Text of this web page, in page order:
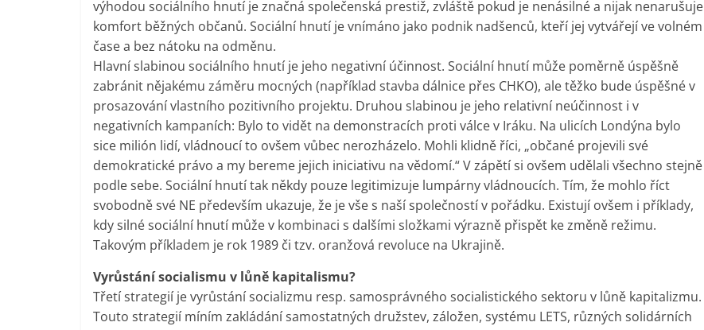
výhodou sociálního hnutí je značná společenská prestiž, zvláště pokud je nenásilné a nijak nenarušuje
komfort běžných občanů. Sociální hnutí je vnímáno jako podnik nadšenců, kteří jej vytvářejí ve volném
čase a bez nátoku na odměnu.
Hlavní slabinou sociálního hnutí je jeho negativní účinnost. Sociální hnutí může poměrně úspěšně
zabránit nějakému záměru mocných (například stavba dálnice přes CHKO), ale těžko bude úspěšné v
prosazování vlastního pozitivního projektu. Druhou slabinou je jeho relativní neúčinnost i v
negativních kampaních: Bylo to vidět na demonstracích proti válce v Iráku. Na ulicích Londýna bylo
sice milión lidí, vládnoucí to ovšem vůbec nerozházelo. Mohli klidně říci, „občané projevili své
demokratické právo a my bereme jejich iniciativu na vědomí.“ V zápětí si ovšem udělali všechno stejně
podle sebe. Sociální hnutí tak někdy pouze legitimizuje lumpárny vládnoucích. Tím, že mohlo říct
svobodně své NE především ukazuje, že je vše s naší společností v pořádku. Existují ovšem i příklady,
kdy silné sociální hnutí může v kombinaci s dalšími složkami výrazně přispět ke změně režimu.
Takovým příkladem je rok 1989 či tzv. oranžová revoluce na Ukrajině.
Vyrůstání socialismu v lůně kapitalismu?
Třetí strategií je vyrůstání socializmu resp. samosprávného socialistického sektoru v lůně kapitalizmu.
Touto strategií míním zakládání samostatných družstev, záložen, systému LETS, různých solidárních